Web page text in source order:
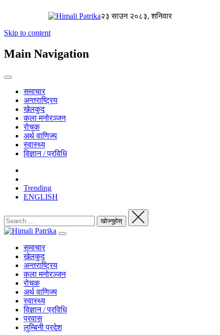
२३ साउन २०८३, शनिवार
Skip to content
Main Navigation
समाचार
अन्तराष्ट्रिय
खेलकुद
कला मनोरञ्जन
रोचक
अर्थ वाणिज्य
स्वास्थ्य
विज्ञान / प्रविधि
Trending
ENGLISH
समाचार
खेलकुद
अन्तराष्ट्रिय
कला मनोरञ्जन
रोचक
अर्थ वाणिज्य
स्वास्थ्य
विज्ञान / प्रविधि
प्रवास
लुम्बिनी प्रदेश